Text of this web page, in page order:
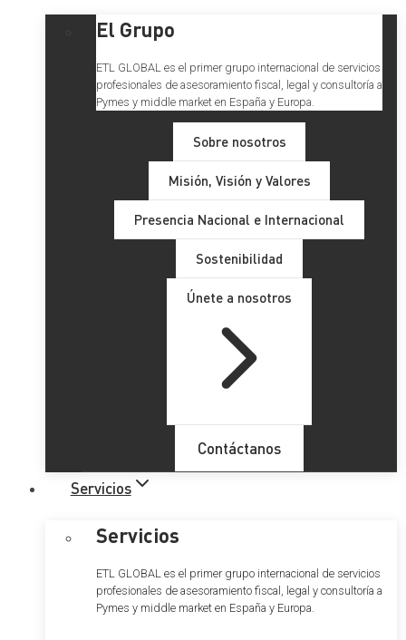
El Grupo
ETL GLOBAL es el primer grupo internacional de servicios
profesionales de asesoramiento fiscal, legal y consultoría a
Pymes y middle market en España y Europa.
Sobre nosotros
Misión, Visión y Valores
Presencia Nacional e Internacional
Sostenibilidad
Únete a nosotros
Contáctanos
Servicios
Servicios
ETL GLOBAL es el primer grupo internacional de servicios
profesionales de asesoramiento fiscal, legal y consultoría a
Pymes y middle market en España y Europa.